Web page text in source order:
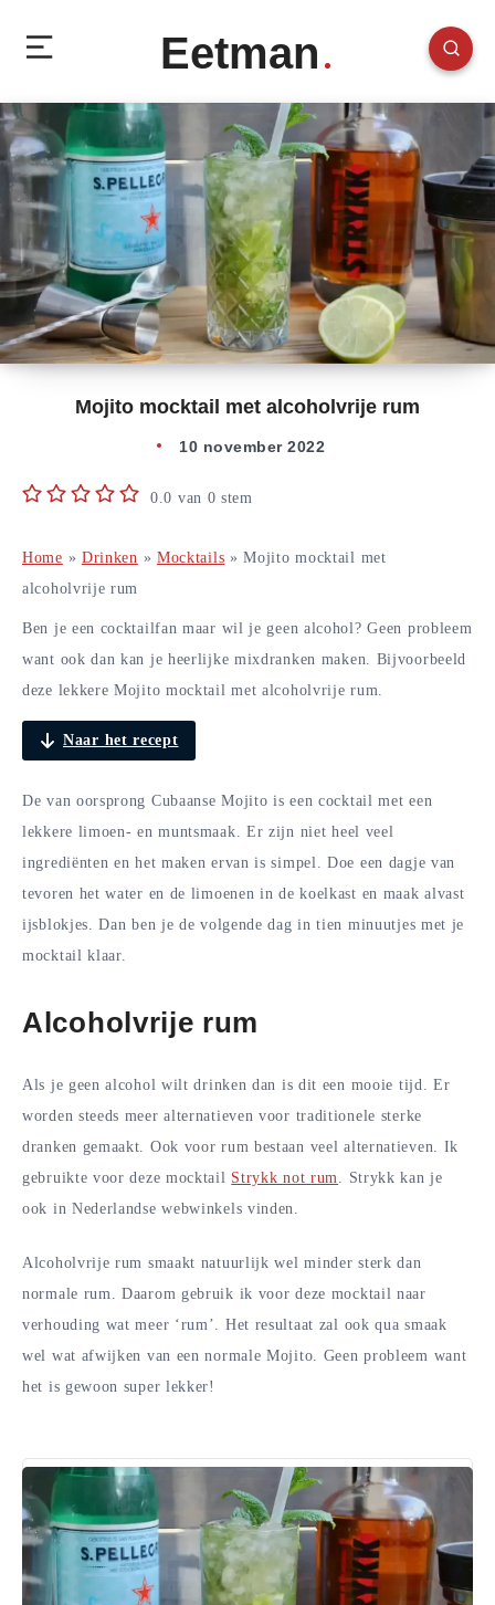
Eetman
Mojito mocktail met alcoholvrije rum
10 november 2022
0.0 van 0 stem
Home » Drinken » Mocktails »Mojito mocktail met
alcoholvrije rum
Ben je een cocktailfan maar wil je geen alcohol? Geen probleem
want ook dan kan je heerlijke mixdranken maken. Bijvoorbeeld
deze lekkere Mojito mocktail met alcoholvrije rum.
Naar het recept
De van oorsprong Cubaanse Mojito is een cocktail met een
lekkere limoen- en muntsmaak. Er zijn niet heel veel
ingrediënten en het maken ervan is simpel. Doe een dagje van
tevoren het water en de limoenen in de koelkast en maak alvast
ijsblokjes. Dan ben je de volgende dag in tien minuutjes met je
mocktail klaar.
Alcoholvrije rum
Als je geen alcohol wilt drinken dan is dit een mooie tijd. Er
worden steeds meer alternatieven voor traditionele sterke
dranken gemaakt. Ook voor rum bestaan veel alternatieven. Ik
gebruikte voor deze mocktail Strykk not rum. Strykk kan je
ook in Nederlandse webwinkels vinden.
Alcoholvrije rum smaakt natuurlijk wel minder sterk dan
normale rum. Daarom gebruik ik voor deze mocktail naar
verhouding wat meer ‘rum’. Het resultaat zal ook qua smaak
wel wat afwijken van een normale Mojito. Geen probleem want
het is gewoon super lekker!